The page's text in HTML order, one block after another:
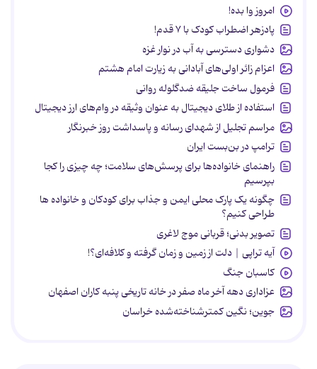
امروز وا بده!
پادزهر اضطراب کودک با ۷ قدم!
دشواری دسترسی به آب در نوار غزه
اعزام زائر اولی‌های آبادانی به زیارت امام هشتم
فرمول ساخت جلیقه ضدگلوله روانی
استفاده از طلای دیجیتال به عنوان وثیقه در وام‌های ارز دیجیتال
مراسم تجلیل از شهدای رسانه و پاسداشت روز خبرنگار
ترامپ در بن‌بست ایران
راهنمای خانواده‌ها برای پرسش‌های سلامت؛ چه چیزی را کجا
بپرسیم
چگونه یک پارک محلی ایمن و جذاب برای کودکان و خانواده ها
طراحی کنیم؟
تصویر بدنی؛ قربانی موج لاغری
آیه تراپی | دلت از زمین و زمان گرفته و کلافه‌ای؟!
کاسبان جنگ
عزاداری دهه آخر ماه صفر در خانه تاریخی پنبه کاران اصفهان
جوین؛ نگین کمترشناخته‌شده خراسان